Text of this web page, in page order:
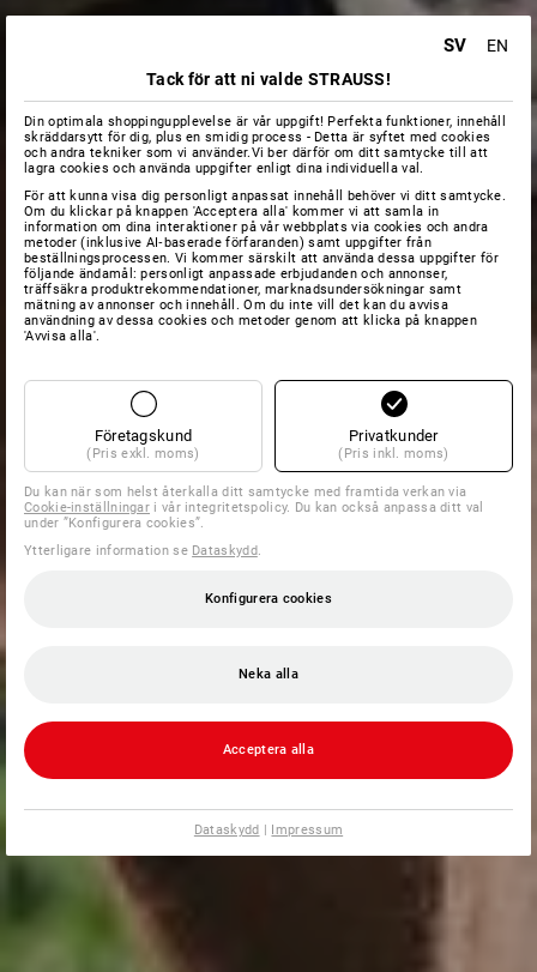
SV
EN
Tack för att ni valde STRAUSS!
Din optimala shoppingupplevelse är vår uppgift! Perfekta funktioner, innehåll
skräddarsytt för dig, plus en smidig process - Detta är syftet med cookies
och andra tekniker som vi använder.Vi ber därför om ditt samtycke till att
lagra cookies och använda uppgifter enligt dina individuella val.
För att kunna visa dig personligt anpassat innehåll behöver vi ditt samtycke.
Om du klickar på knappen 'Acceptera alla' kommer vi att samla in
information om dina interaktioner på vår webbplats via cookies och andra
metoder (inklusive AI‑baserade förfaranden) samt uppgifter från
beställningsprocessen. Vi kommer särskilt att använda dessa uppgifter för
följande ändamål: personligt anpassade erbjudanden och annonser,
träffsäkra produktrekommendationer, marknadsundersökningar samt
mätning av annonser och innehåll. Om du inte vill det kan du avvisa
användning av dessa cookies och metoder genom att klicka på knappen
'Avvisa alla'.
Företagskund
(Pris exkl. moms)
Privatkunder
(Pris inkl. moms)
Du kan när som helst återkalla ditt samtycke med framtida verkan via
Cookie-inställningar i vår integritetspolicy. Du kan också anpassa ditt val
under ”Konfigurera cookies”.
Ytterligare information se Dataskydd.
Konfigurera cookies
Neka alla
Acceptera alla
Dataskydd | Impressum